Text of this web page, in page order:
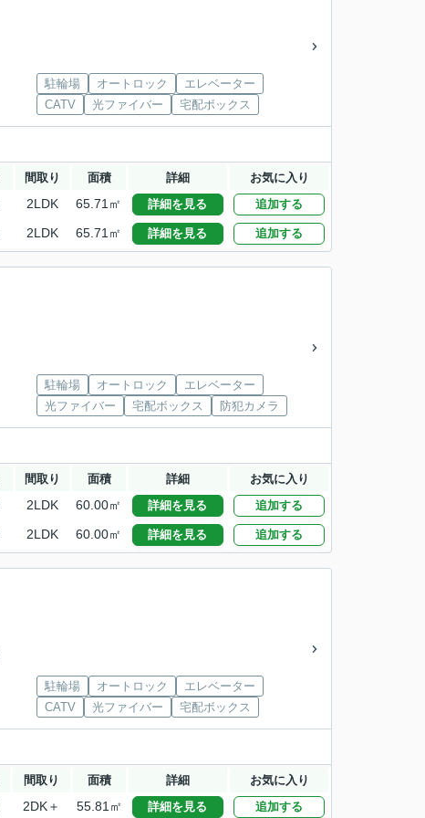
駐輪場 オートロック
エレベーター
CATV
光ファイバー 宅配ボックス
間取り 面積 詳細 お気に入り
2LDK 65.71㎡ 詳細を見る 追加する
2LDK 65.71㎡ 詳細を見る 追加する
駐輪場 オートロック
エレベーター
光ファイバー
宅配ボックス 防犯カメラ
間取り 面積 詳細 お気に入り
2LDK 60.00㎡ 詳細を見る 追加する
2LDK 60.00㎡ 詳細を見る 追加する
駐輪場 オートロック
エレベーター
CATV
光ファイバー 宅配ボックス
間取り 面積 詳細 お気に入り
2DK＋ 55.81㎡ 詳細を見る 追加する